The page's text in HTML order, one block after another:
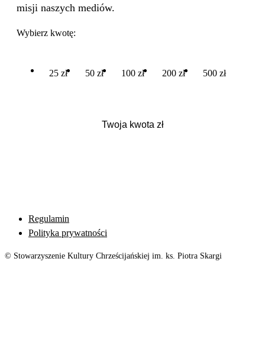
misji naszych mediów.
Wybierz kwotę:
25 zł 50 zł 100 zł 200 zł 500 zł
Regulamin
Polityka prywatności
© Stowarzyszenie Kultury Chrześcijańskiej im. ks. Piotra Skargi